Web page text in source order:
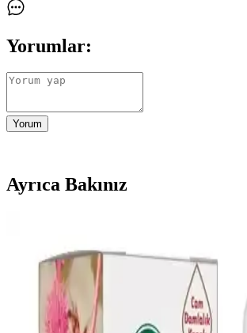
Yorumlar:
Yorum
Ayrıca Bakınız
Trendleri
2024 yılında doğal ve bakım kolaylığı
olacak. Trendler henüz net olmasa da, kişisel stil
gelişmeleri doğrultusunda seçimler yapılabilir.